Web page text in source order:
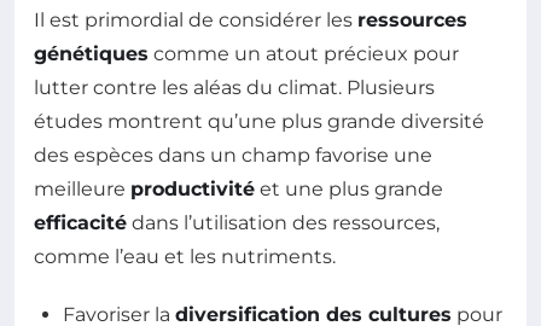
Il est primordial de considérer les ressources
génétiques comme un atout précieux pour
lutter contre les aléas du climat. Plusieurs
études montrent qu’une plus grande diversité
des espèces dans un champ favorise une
meilleure productivité et une plus grande
efficacité dans l’utilisation des ressources,
comme l’eau et les nutriments.
Favoriser la diversification des cultures pour